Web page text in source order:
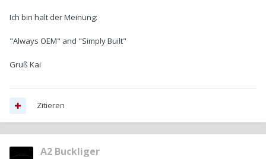
Ich bin halt der Meinung:
"Always OEM" and "Simply Built"
Gruß Kai
Zitieren
A2 Buckliger